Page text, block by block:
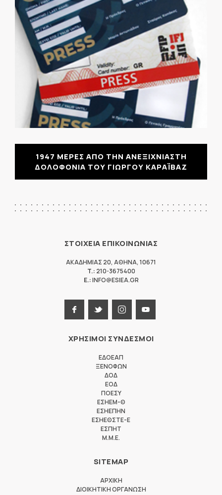
1947 ΜΕΡΕΣ ΑΠΟ ΤΗΝ ΑΝΕΞΙΧΝΙΑΣΤΗ
ΔΟΛΟΦΟΝΙΑ ΤΟΥ ΓΙΩΡΓΟΥ ΚΑΡΑΪΒΑΖ
ΣΤΟΙΧΕΙΑ ΕΠΙΚΟΙΝΩΝΙΑΣ
ΑΚΑΔΗΜΙΑΣ 20, ΑΘΗΝΑ, 10671
T.: 210-3675400
E.:INFO@ESIEA.GR
ΧΡΗΣΙΜΟΙ ΣΥΝΔΕΣΜΟΙ
ΕΔΟΕΑΠ
ΞΕΝΟΦΩΝ
ΔΟΔ
ΕΟΔ
ΠΟΕΣΥ
ΕΣΗΕΜ-Θ
ΕΣΗΕΠΗΝ
ΕΣΗΕΘΣΤΕ-Ε
ΕΣΠΗΤ
M.M.E.
SITEMAP
ΑΡΧΙΚΗ
ΔΙΟΙΚΗΤΙΚΗ ΟΡΓΑΝΩΣΗ